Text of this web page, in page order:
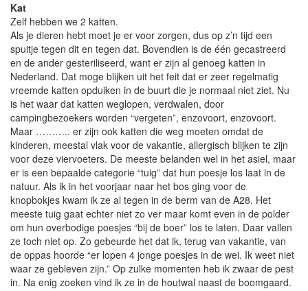
Kat
Zelf hebben we 2 katten.
Als je dieren hebt moet je er voor zorgen, dus op z’n tijd een
spuitje tegen dit en tegen dat. Bovendien is de één gecastreerd
en de ander gesteriliseerd, want er zijn al genoeg katten in
Nederland. Dat moge blijken uit het feit dat er zeer regelmatig
vreemde katten opduiken in de buurt die je normaal niet ziet. Nu
is het waar dat katten weglopen, verdwalen, door
campingbezoekers worden “vergeten”, enzovoort, enzovoort.
Maar ……….. er zijn ook katten die weg moeten omdat de
kinderen, meestal vlak voor de vakantie, allergisch blijken te zijn
voor deze viervoeters. De meeste belanden wel in het asiel, maar
er is een bepaalde categorie “tuig” dat hun poesje los laat in de
natuur. Als ik in het voorjaar naar het bos ging voor de
knopbokjes kwam ik ze al tegen in de berm van de A28. Het
meeste tuig gaat echter niet zo ver maar komt even in de polder
om hun overbodige poesjes “bij de boer” los te laten. Daar vallen
ze toch niet op. Zo gebeurde het dat ik, terug van vakantie, van
de oppas hoorde “er lopen 4 jonge poesjes in de wei. Ik weet niet
waar ze gebleven zijn.” Op zulke momenten heb ik zwaar de pest
in. Na enig zoeken vind ik ze in de houtwal naast de boomgaard.